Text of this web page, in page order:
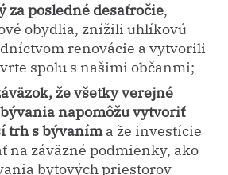
za posledné desaťročie,
obydlia, znížili uhlíkovú
renovácie a vytvorili
spolu s našimi občanmi;
že všetky verejné
napomôžu vytvoriť
trh s bývaníma že investície
na záväzné podmienky, ako
bytových priestorov